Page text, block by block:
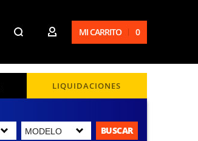
MI CARRITO 0
LIQUIDACIONES
BUSCAR